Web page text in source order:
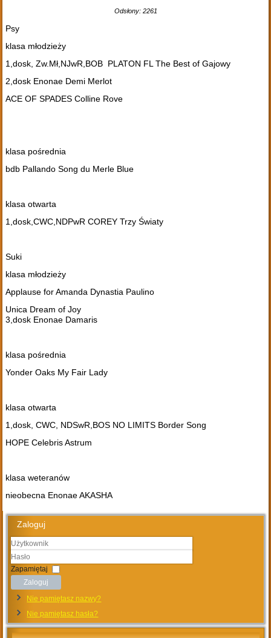
Odsłony: 2261
Psy
klasa młodzieży
1,dosk, Zw.Mł,NJwR,BOB PLATON FL The Best of Gajowy
2,dosk Enonae Demi Merlot
ACE OF SPADES Colline Rove
klasa pośrednia
bdb Pallando Song du Merle Blue
klasa otwarta
1,dosk,CWC,NDPwR COREY Trzy Światy
Suki
klasa młodzieży
Applause for Amanda Dynastia Paulino
Unica Dream of Joy
3,dosk Enonae Damaris
klasa pośrednia
Yonder Oaks My Fair Lady
klasa otwarta
1,dosk, CWC, NDSwR,BOS NO LIMITS Border Song
HOPE Celebris Astrum
klasa weteranów
nieobecna Enonae AKASHA
Zaloguj
Użytkownik
Hasło
Zapamiętaj
Zaloguj
Nie pamiętasz nazwy?
Nie pamiętasz hasła?